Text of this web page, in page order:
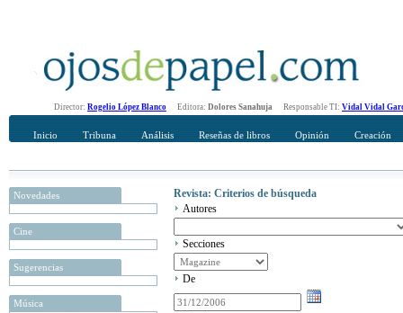
Director: Rogelio López Blanco Editora: Dolores Sanahuja Responsable TI: Vidal Vidal
Inicio Tribuna Análisis Reseñas de libros Opinión Creación
Novedades
Cine
Sugerencias
Música
Revista: Criterios de búsqueda
Autores
Secciones
De